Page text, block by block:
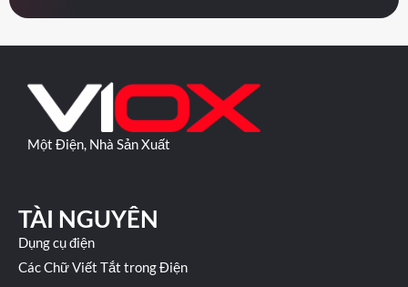
Một Điện, Nhà Sản Xuất
TÀI NGUYÊN
Dụng cụ điện
Các Chữ Viết Tắt trong Điện